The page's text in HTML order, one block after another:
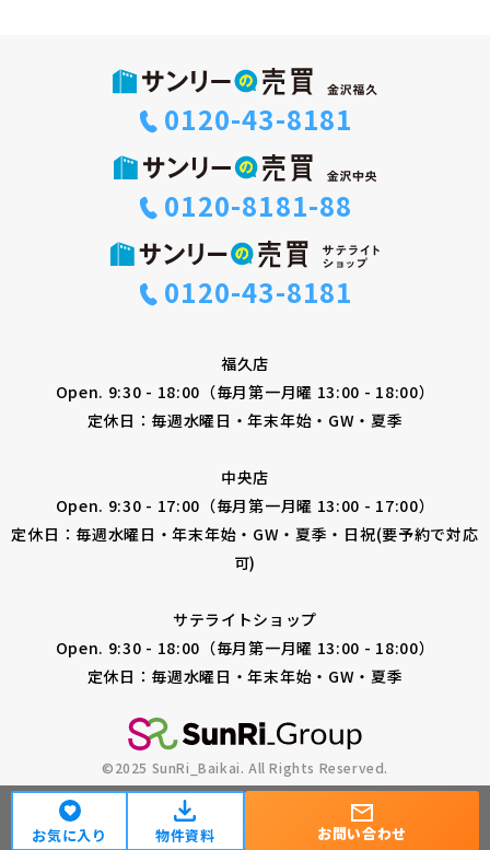
無料会員登録 ご来店予約
お気に入り 物件資料 お問い合わせ
0120-43-8181
0120-8181-88
0120-43-8181
福久店
Open. 9:30 - 18:00（毎月第一月曜 13:00 - 18:00）
定休日：毎週水曜日・年末年始・GW・夏季
中央店
Open. 9:30 - 17:00（毎月第一月曜 13:00 - 17:00）
定休日：毎週水曜日・年末年始・GW・夏季・日祝(要予約で対応
可)
サテライトショップ
Open. 9:30 - 18:00（毎月第一月曜 13:00 - 18:00）
定休日：毎週水曜日・年末年始・GW・夏季
©2025 SunRi_Baikai. All Rights Reserved.